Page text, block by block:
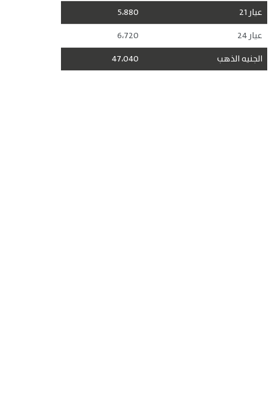
عيار 21
5،880
عيار 24
6،720
الجنيه الذهب
47،040